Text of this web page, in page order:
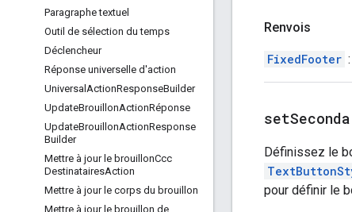
Paragraphe textuel
Outil de sélection du temps
Déclencheur
Réponse universelle d'action
Universal ActionResponseBuilder
UpdateBrouillonActionRéponse
UpdateBrouillonActionResponse
Builder
Mettre à jour le brouillonCcc
DestinatairesAction
Mettre à jour le corps du brouillon
Mettre à jour le brouillon de
Renvois
FixedFooter
Définissez le
pour définir le